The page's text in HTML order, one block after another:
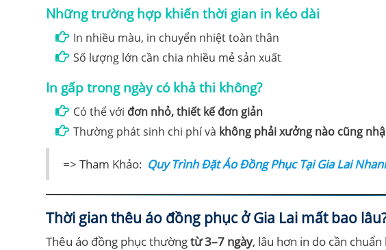
Những trường hợp khiến thời gian in kéo dài
In nhiều màu, in chuyển nhiệt toàn thân
Số lượng lớn cần chia nhiều mẻ sản xuất
In gấp trong ngày có khả thi không?
Có thể với đơn nhỏ, thiết kế đơn giản
Thường phát sinh chi phí và không phải xưởng nào cũng
=> Tham Khảo: Quy Trình Đặt Áo Đồng Phục Tại Gia Lai
Thời gian thêu áo đồng phục ở Gia Lai mất bao
Thêu áo đồng phục thườngtừ 3–7 ngày, lâu hơn in do cần